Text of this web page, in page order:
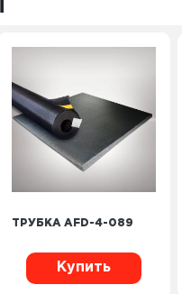
ТРУБКА AFD-4-089
Купить